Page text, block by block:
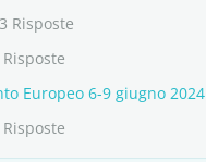
Risposte
Europeo 6-9 giugno 2024